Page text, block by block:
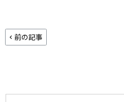
前の記事